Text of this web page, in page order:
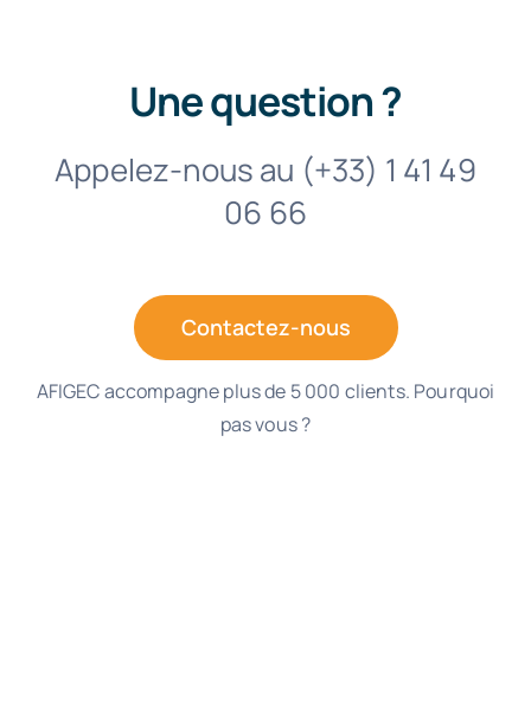
Une question ?
Appelez-nous au (+33) 1 41 49
06 66
Contactez-nous
AFIGEC accompagne plus de 5 000 clients. Pourquoi
pas vous ?